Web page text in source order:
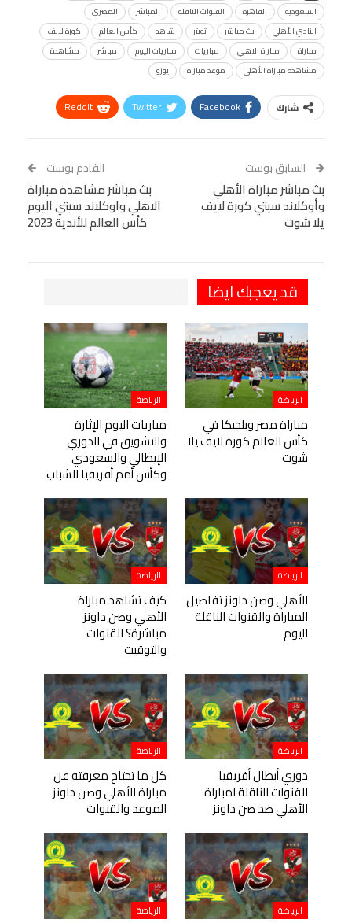
السعودية
القاهرة القنوات الناقلة المباشر
المصري
النادي الأهلي
بث مباشر تويتر شاهد كأس العالم
كورة لايف
مباراة
مباراة الاهلي مباريات مباريات اليوم مباشر
مشاهدة
مشاهدة مباراة الأهلي
موعد مباراة يورو
شارك Facebook
Twitter
ReddIt
Tumblr
البريد الإلكتروني
StumbleUpon
VK
Digg
LINE
BlackBerry
Viber
السابق بوست
بث مباشر مباراة الأهلي
وأوكلاند سيتي كورة لايف
يلا شوت
القادم بوست
بث مباشر مشاهدة مباراة
الاهلي واوكلاند سيتي اليوم
كأس العالم للأندية 2023
قد يعجبك ايضا
الرياضة
مباراة مصر وبلجيكا في
كأس العالم كورة لايف يلا
شوت
الرياضة
مباريات اليوم الإثارة
والتشويق في الدوري
الإيطالي والسعودي
وكأس أمم أفريقيا للشباب
الرياضة
الأهلي وصن داونز تفاصيل
المباراة والقنوات الناقلة
اليوم
الرياضة
كيف تشاهد مباراة
الأهلي وصن داونز
مباشرة؟ القنوات
والتوقيت
الرياضة
دوري أبطال أفريقيا
القنوات الناقلة لمباراة
الأهلي ضد صن داونز
الرياضة
كل ما تحتاج معرفته عن
مباراة الأهلي وصن داونز
الموعد والقنوات
الرياضة الرياضة